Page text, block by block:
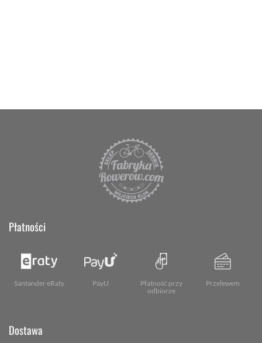
Płatności
Santander eRaty PayU
Płatność przy
odbiorze
Przelewem
Dostawa